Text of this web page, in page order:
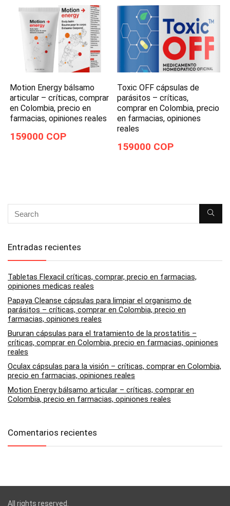
Motion Energy bálsamo
articular – críticas, comprar
en Colombia, precio en
farmacias, opiniones reales
159000 COP
Toxic OFF cápsulas de
parásitos – críticas,
comprar en Colombia, precio
en farmacias, opiniones
reales
159000 COP
Entradas recientes
Tabletas Flexacil críticas, comprar, precio en farmacias,
opiniones medicas reales
Papaya Cleanse cápsulas para limpiar el organismo de
parásitos – críticas, comprar en Colombia, precio en
farmacias, opiniones reales
Bururan cápsulas para el tratamiento de la prostatitis –
críticas, comprar en Colombia, precio en farmacias, opiniones
reales
Oculax cápsulas para la visión – críticas, comprar en Colombia,
precio en farmacias, opiniones reales
Motion Energy bálsamo articular – críticas, comprar en
Colombia, precio en farmacias, opiniones reales
Comentarios recientes
All rights reserved.